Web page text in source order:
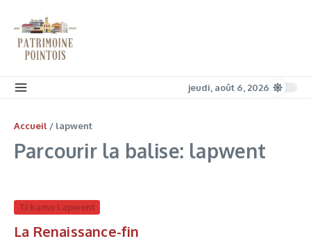
jeudi, août 6, 2026
Accueil / lapwent
Parcourir la balise: lapwent
Ti kamo Lapwent
La Renaissance-fin